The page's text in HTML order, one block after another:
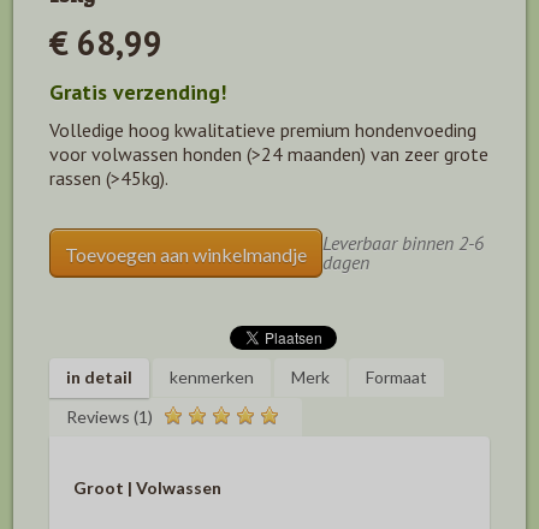
€ 68,99
Gratis verzending!
Volledige hoog kwalitatieve premium hondenvoeding
voor volwassen honden (>24 maanden) van zeer grote
rassen (>45kg).
Toevoegen aan winkelmandje
Leverbaar binnen 2-6
dagen
in detail kenmerken Merk
Formaat
Reviews (1)
Groot | Volwassen